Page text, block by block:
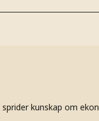
sprider kunskap om